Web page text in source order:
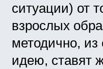
ситуации) от
взрослых
методично,
идею, ставят